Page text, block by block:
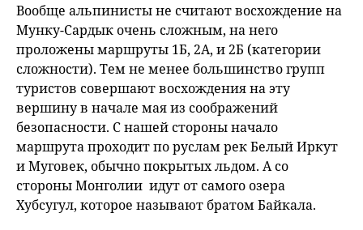
Вообще альпинисты не считают восхождение на
Мунку-Сардык очень сложным, на него
проложены маршруты 1Б, 2А, и 2Б (категории
сложности). Тем не менее большинство групп
туристов совершают восхождения на эту
вершину в начале мая из соображений
безопасности. С нашей стороны начало
маршрута проходит по руслам рек Белый Иркут
и Муговек, обычно покрытых льдом. А со
стороны Монголии идут от самого озера
Хубсугул, которое называют братом Байкала.